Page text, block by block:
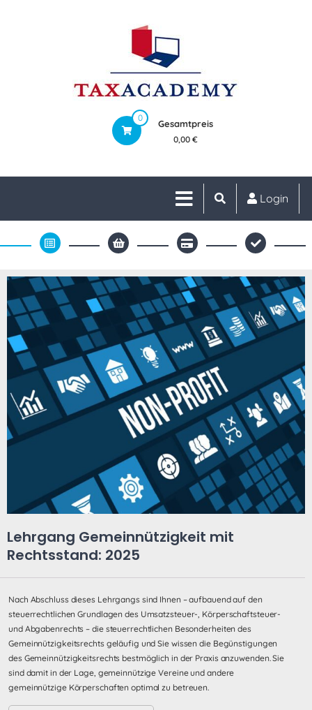
0
Gesamtpreis
0,00 €
Login
Lehrgang Gemeinnützigkeit mit
Rechtsstand: 2025
Nach Abschluss dieses Lehrgangs sind Ihnen – aufbauend auf den
steuerrechtlichen Grundlagen des Umsatzsteuer-, Körperschaftsteuer-
und Abgabenrechts – die steuerrechtlichen Besonderheiten des
Gemeinnützigkeitsrechts geläufig und Sie wissen die Begünstigungen
des Gemeinnützigkeitsrechts bestmöglich in der Praxis anzuwenden. Sie
sind damit in der Lage, gemeinnützige Vereine und andere
gemeinnützige Körperschaften optimal zu betreuen.